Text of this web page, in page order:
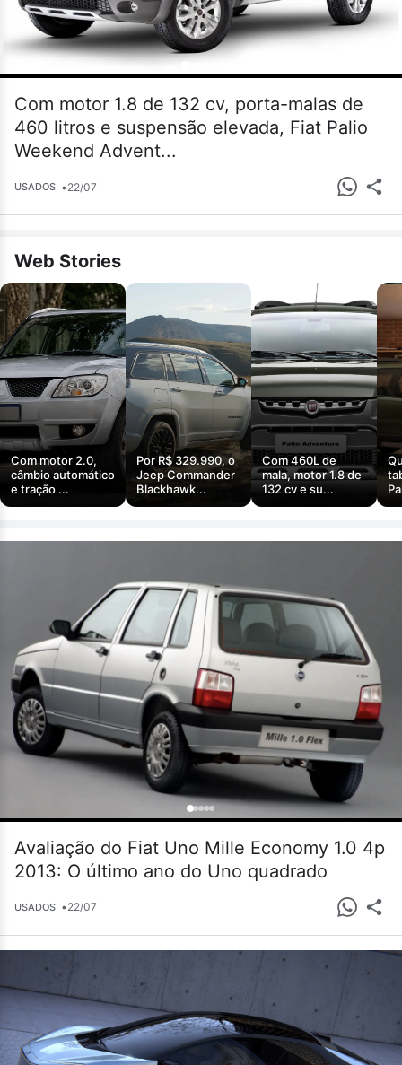
Com motor 1.8 de 132 cv, porta-malas de
460 litros e suspensão elevada, Fiat Palio
Weekend Advent...
USADOS •22/07
Web Stories
Com motor 2.0,
câmbio automático
e tração ...
Por R$ 329.990, o
Jeep Commander
Blackhawk...
Com 460L de
mala, motor 1.8 de
132 cv e su...
Avaliação do Fiat Uno Mille Economy 1.0 4p
2013: O último ano do Uno quadrado
USADOS •22/07